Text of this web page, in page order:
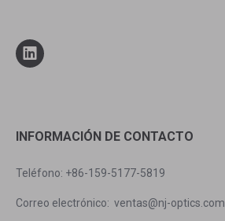
INFORMACIÓN DE CONTACTO
Teléfono: +86-159-5177-5819
Correo electrónico: ventas@nj-optics.com